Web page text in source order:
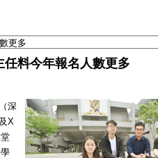
料今年報名人數更多
深
X